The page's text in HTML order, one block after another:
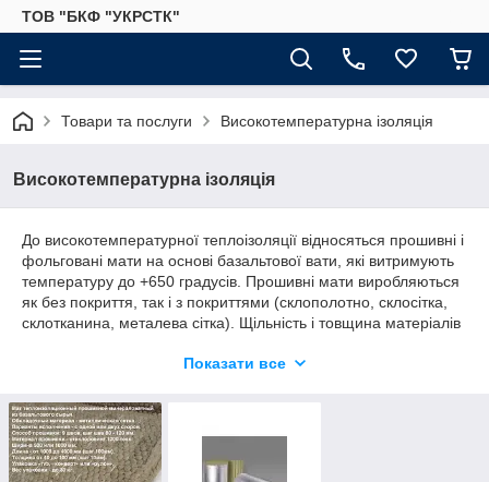
ТОВ "БКФ "УКРСТК"
Товари та послуги Високотемпературна ізоляція
Високотемпературна ізоляція
До високотемпературної теплоізоляції відносяться прошивні і
фольговані мати на основі базальтової вати, які витримують
температуру до +650 градусів. Прошивні мати виробляються
як без покриття, так і з покриттями (склополотно, склосітка,
склотканина, металева сітка). Щільність і товщина матеріалів
поверхні.Застосовуються для теплоізоляції теплотрас,
обладнання з температурою поверхні до +650 градусів.
Являются наиболее дешевым решением для теплоизоляции
высокотемпературных поверхностей с непрерывным
режимом работы.
Показати все